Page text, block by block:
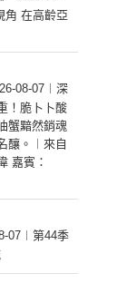
角 在高齡亞
08-07︱深
！脆卜卜酸
蟹黯然銷魂
釀。︱來自
嘉賓：
07︱第44季